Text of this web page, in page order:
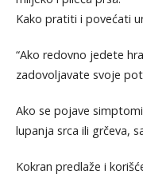
Kako pratiti i povećati
“Ako redovno jedete
zadovoljavate svoje
Ako se pojave
lupanja srca ili grčeva,
Kokran predlaže i